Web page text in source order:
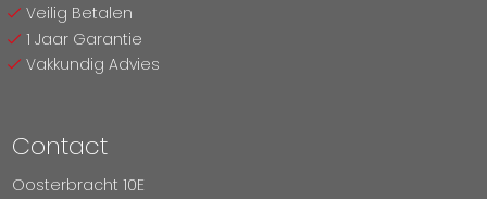
Veilig Betalen
1 Jaar Garantie
Vakkundig Advies
Contact
Oosterbracht 10E